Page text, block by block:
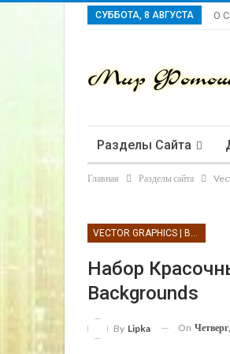
СУББОТА, 8 АВГУСТА О
Разделы Сайта
Главная Разделы сайта
Набор
Backgrounds
By Lipka On